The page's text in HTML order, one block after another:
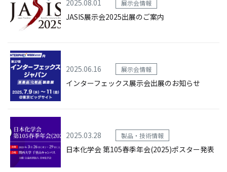
2025.08.01 展示会情報
JASIS展示会2025出展のご案内
2025.06.16 展示会情報
インターフェックス展示会出展のお知らせ
2025.03.28 製品・技術情報
日本化学会 第105春季年会(2025)ポスター発表